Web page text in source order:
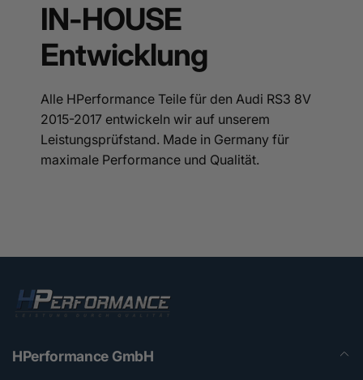
IN-HOUSE
Entwicklung
Alle HPerformance Teile für den Audi RS3 8V
2015-2017 entwickeln wir auf unserem
Leistungsprüfstand. Made in Germany für
maximale Performance und Qualität.
HPerformance GmbH